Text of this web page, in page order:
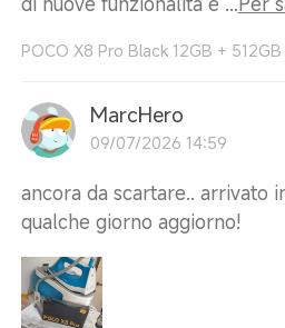
POCO X8 Pro Black 12GB + 512GB
MarcHero
09/07/2026 14:59
ancora da scartare.. arrivato
qualche giorno aggiorno!